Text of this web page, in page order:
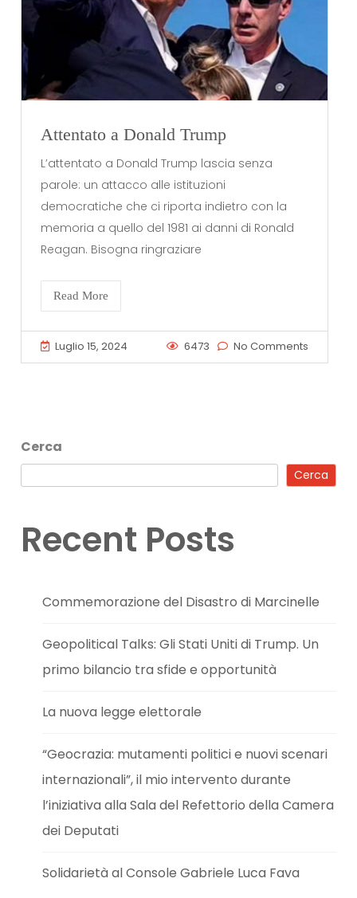
Attentato a Donald Trump
L’attentato a Donald Trump lascia senza
parole: un attacco alle istituzioni
democratiche che ci riporta indietro con la
memoria a quello del 1981 ai danni di Ronald
Reagan. Bisogna ringraziare
Read More
Luglio 15, 2024 6473 No Comments
Cerca
Cerca
Recent Posts
Commemorazione del Disastro di Marcinelle
Geopolitical Talks: Gli Stati Uniti di Trump. Un
primo bilancio tra sfide e opportunità
La nuova legge elettorale
“Geocrazia: mutamenti politici e nuovi scenari
internazionali”, il mio intervento durante
l’iniziativa alla Sala del Refettorio della Camera
dei Deputati
Solidarietà al Console Gabriele Luca Fava